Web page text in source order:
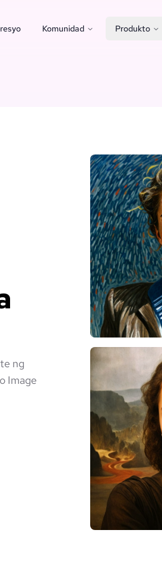
Komunidad Produkto
ng
Image